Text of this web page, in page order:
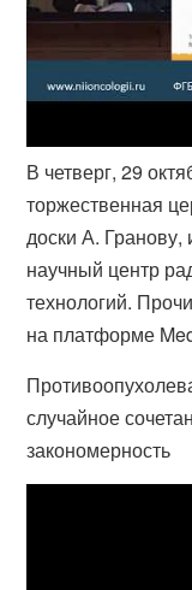
В четверг, 29
торжественная
доски А. Гранову,
научный центр
технологий.
на платформе
случайное
закономерность